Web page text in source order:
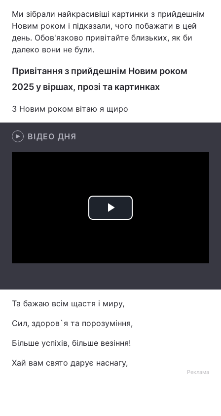
Спорт Наука
Техно і зв'язок Лайт
Здоров'я
Цікавинки
Думки
Вакансії
Послуги
Тема оформлення
Ми зібрали найкрасивіші картинки з прийдешнім
Новим роком і підказали, чого побажати в цей
день. Обов'язково привітайте близьких, як би
далеко вони не були.
Привітання з прийдешнім Новим роком
2025 у віршах, прозі та картинках
З Новим роком вітаю я щиро
ВІДЕО ДНЯ
Play
Та бажаю всім щастя і миру,
Сил, здоров`я та порозуміння,
Більше успіхів, більше везіння!
Хай вам свято дарує наснагу,
Реклама